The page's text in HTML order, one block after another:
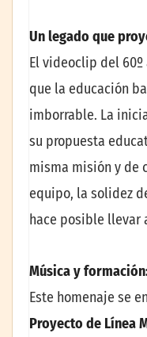
Un legado que
El videoclip del
que la educación
imborrable. La
su propuesta
misma misión y de
equipo, la solidez
hace posible llevar
Música y
Este homenaje se
Proyecto de Línea